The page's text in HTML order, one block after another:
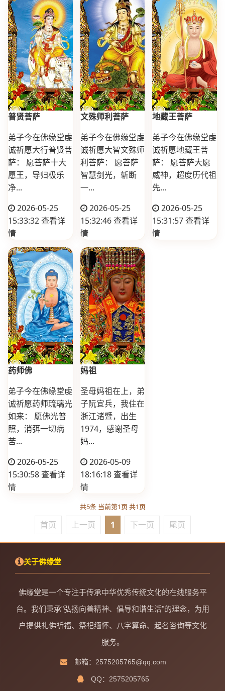
普贤菩萨
弟子今在佛缘堂虔
诚祈愿大行普贤菩
萨： 愿菩萨十大
愿王，导归极乐
净...
2026-05-25
15:33:32查看详
情
文殊师利菩萨
弟子今在佛缘堂虔
诚祈愿大智文殊师
利菩萨： 愿菩萨
智慧剑光，斩断
一...
2026-05-25
15:32:46查看详
情
地藏王菩萨
弟子今在佛缘堂虔
诚祈愿地藏王菩
萨： 愿菩萨大愿
威神，超度历代祖
先...
2026-05-25
15:31:57查看详
情
药师佛
弟子今在佛缘堂虔
诚祈愿药师琉璃光
如来： 愿佛光普
照，消弭一切病
苦...
2026-05-25
15:30:58查看详
情
妈祖
圣母妈祖在上，弟
子阮宜兵，我住在
浙江诸暨，出生
1974，感谢圣母
妈...
2026-05-09
18:16:18查看详
情
共5条 当前第1页 共1页
首页 上一页 1 下一页 尾页
关于佛缘堂
佛缘堂是一个专注于传承中华优秀传统文化的在线服务平
台。我们秉承"弘扬向善精神、倡导和谐生活"的理念，为用
户提供礼佛祈福、祭祀缅怀、八字算命、起名咨询等文化
服务。
邮箱：2575205765@qq.com
QQ：2575205765